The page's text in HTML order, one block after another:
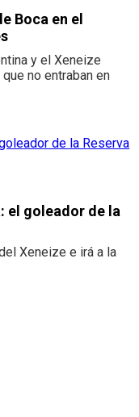
Boca en el
y el Xeneize
no entraban en
el goleador de la
Xeneize e irá a la